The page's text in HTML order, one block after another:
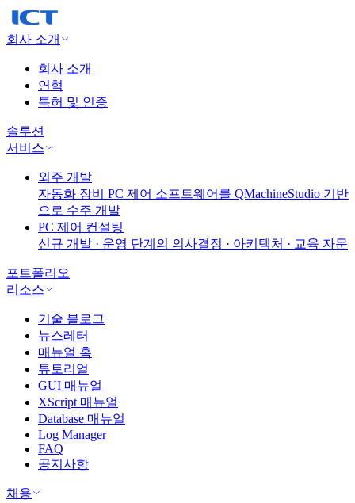
회사 소개
회사 소개
연혁
특허 및 인증
솔루션
서비스
외주 개발
자동화 장비 PC 제어 소프트웨어를 QMachineStudio 기반
으로 수주 개발
PC 제어 컨설팅
신규 개발 · 운영 단계의 의사결정 · 아키텍처 · 교육 자문
포트폴리오
리소스
기술 블로그
뉴스레터
매뉴얼 홈
튜토리얼
GUI 매뉴얼
XScript 매뉴얼
Database 매뉴얼
Log Manager
FAQ
공지사항
채용